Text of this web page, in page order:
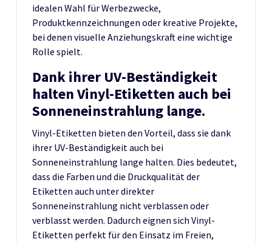
idealen Wahl für Werbezwecke,
Produktkennzeichnungen oder kreative Projekte,
bei denen visuelle Anziehungskraft eine wichtige
Rolle spielt.
Dank ihrer UV-Beständigkeit
halten Vinyl-Etiketten auch bei
Sonneneinstrahlung lange.
Vinyl-Etiketten bieten den Vorteil, dass sie dank
ihrer UV-Beständigkeit auch bei
Sonneneinstrahlung lange halten. Dies bedeutet,
dass die Farben und die Druckqualität der
Etiketten auch unter direkter
Sonneneinstrahlung nicht verblassen oder
verblasst werden. Dadurch eignen sich Vinyl-
Etiketten perfekt für den Einsatz im Freien,